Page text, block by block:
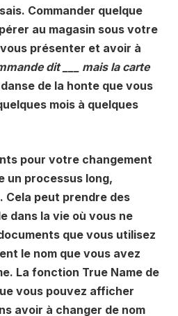
Commander quelque
au magasin sous votre
présenter et avoir à
dit ___ mais la carte
de la honte que vous
mois à quelques
pour votre changement
un processus long,
peut prendre des
dans la vie où vous ne
que vous utilisez
le nom que vous avez
La fonction True Name de
vous pouvez afficher
avoir à changer de nom